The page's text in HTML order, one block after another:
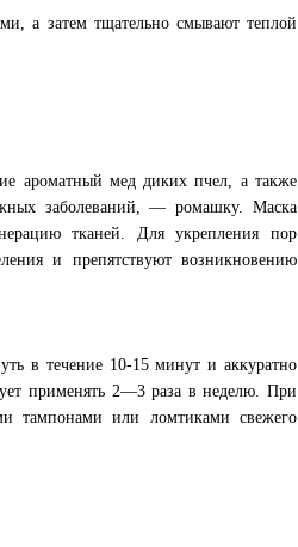
а затем тщательно смывают теплой
ароматный мед диких пчел, а также
заболеваний, — ромашку. Маска
тканей. Для укрепления пор
и препятствуют возникновению
в течение 10-15 минут и аккуратно
применять 2—3 раза в неделю. При
тампонами или ломтиками свежего